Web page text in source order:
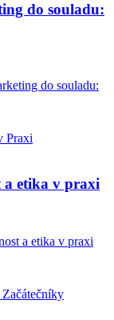
do souladu:
do souladu:
a etika v praxi
a etika v praxi